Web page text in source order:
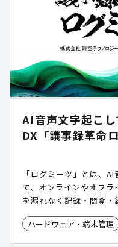
AI音声文字起こ
DX「議事録革命
「ログミーツ」とは、
て、オンラインやオフ
を漏れなく記録・閲覧
ービスです。
ハードウェア・端末管理